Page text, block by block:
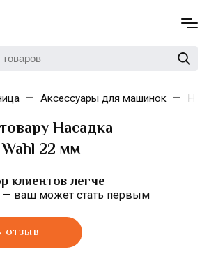
Аксессуары для машинок
Насадка
22 мм
клиентов легче
ваш может стать первым
ОТЗЫВ